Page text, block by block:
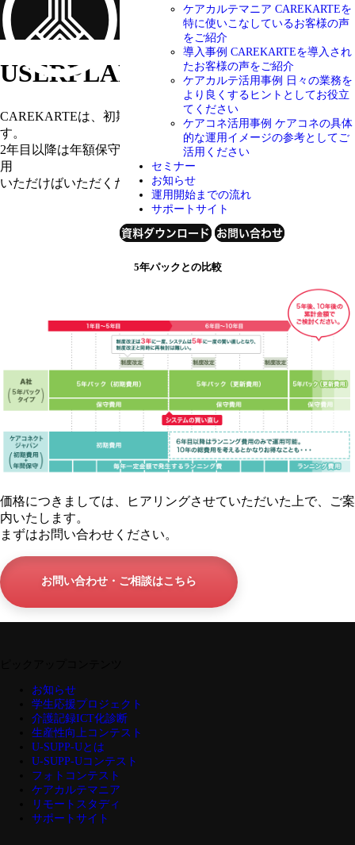
ケアカルテマニア CAREKARTEを
特に使いこなしているお客様の声
をご紹介
導入事例 CAREKARTEを導入され
たお客様の声をご紹介
ケアカルテ活用事例
日々の業務を
より良くするヒントとしてお役立
てください
ケアコネ活用事例 ケアコネの具体
的な運用イメージの参考としてご
活用ください
セミナー
お知らせ
運用開始までの流れ
サポートサイト
資料ダウンロード お問い合わせ
USERPLAN 料金プラン
CAREKARTEは、初期費用と年額保守でご利用いただけま
す。
2年目以降は年額保守費用のみで運用可能ですので、長くご利
用
いただけばいただくだけトータルコストが抑えられます。
5年パックとの比較
価格につきましては、ヒアリングさせていただいた上で、ご案
内いたします。
まずはお問い合わせください。
お問い合わせ・ご相談はこちら
お知らせ
学生応援プロジェクト
介護記録ICT化診断
生産性向上コンテスト
U-SUPP-Uとは
U-SUPP-Uコンテスト
フォトコンテスト
ケアカルテマニア
リモートスタディ
サポートサイト